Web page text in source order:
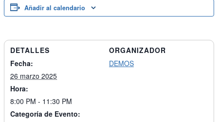
Añadir al calendario
DETALLES
Fecha:
26 marzo 2025
Hora:
8:00 PM - 11:30 PM
Categoría de Evento:
ORGANIZADOR
DEMOS